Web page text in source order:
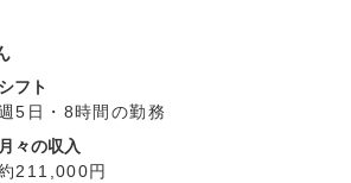
シフト
5日・8時間の勤務
月々の収入
211,000円